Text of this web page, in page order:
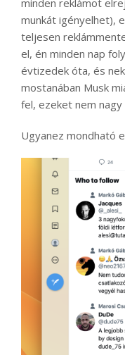
minden reklámot
munkát igényelhet),
teljesen
el, én minden nap
évtizedek óta, és
mostanában Musk
fel, ezeket nem
Ugyanez mondható